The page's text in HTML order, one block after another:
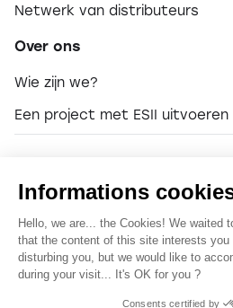
Netwerk van distributeurs
Over ons
Wie zijn we?
Een project met ESII uitvoeren
Terms and Conditions
Informations
Hello, we are... the Cookies! We waited
that the content of this site interests you
disturbing you, but we would like to
during your visit... It's OK for you ?
Consents certified by